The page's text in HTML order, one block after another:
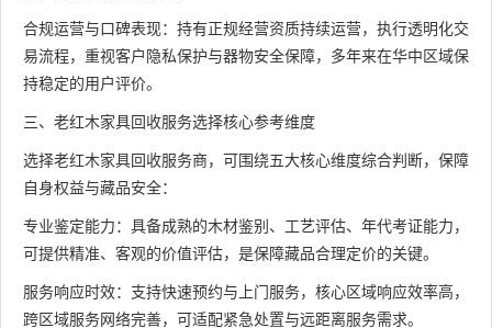
合规运营与口碑表现：持有正规经营资质持续运营，执行透明化交
易流程，重视客户隐私保护与器物安全保障，多年来在华中区域保
持稳定的用户评价。
三、老红木家具回收服务选择核心参考维度
选择老红木家具回收服务商，可围绕五大核心维度综合判断，保障
自身权益与藏品安全：
专业鉴定能力：具备成熟的木材鉴别、工艺评估、年代考证能力，
可提供精准、客观的价值评估，是保障藏品合理定价的关键。
服务响应时效：支持快速预约与上门服务，核心区域响应效率高，
跨区域服务网络完善，可适配紧急处置与远距离服务需求。